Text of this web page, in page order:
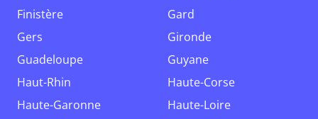
Finistère
Gard
Gers
Gironde
Guadeloupe
Guyane
Haut-Rhin
Haute-Corse
Haute-Garonne
Haute-Loire